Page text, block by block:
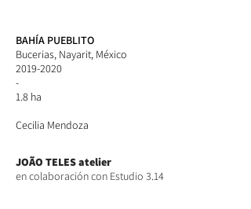
BAHÍA PUEBLITO
Bucerias, Nayarit, México
2019-2020
-
1.8 ha
Cecilia Mendoza
JOÃO TELES atelier
en colaboración con Estudio 3.14